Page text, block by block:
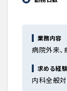
業務内容
病院外来、
求める経
内科全般